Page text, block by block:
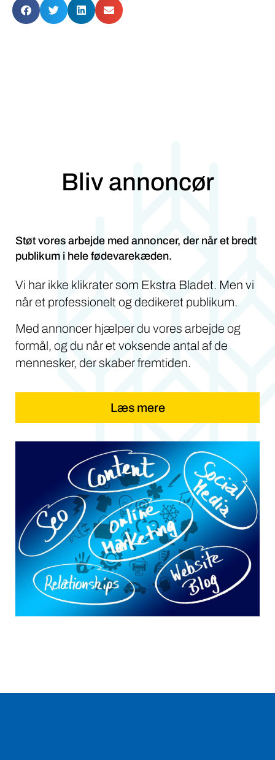
Bliv annoncør
Støt vores arbejde med annoncer, der når et bredt
publikum i hele fødevarekæden.
Vi har ikke klikrater som Ekstra Bladet. Men vi
når et professionelt og dedikeret publikum.
Med annoncer hjælper du vores arbejde og
formål, og du når et voksende antal af de
mennesker, der skaber fremtiden.
Læs mere